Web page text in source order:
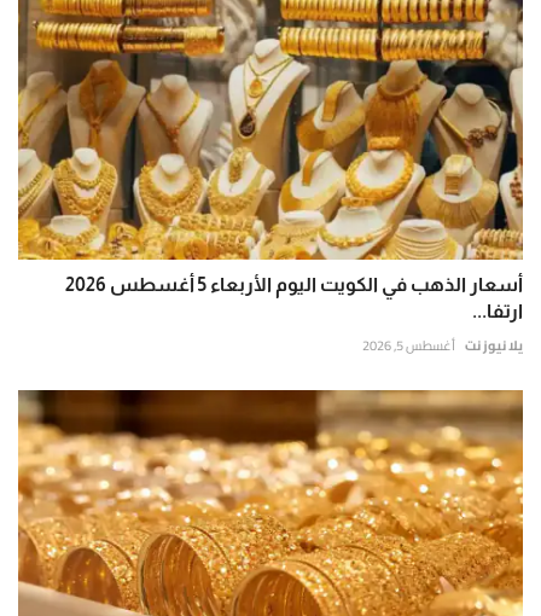
أسعار الذهب في الكويت اليوم الأربعاء 5 أغسطس 2026
ارتفا...
يلا نيوز نت أغسطس 5, 2026